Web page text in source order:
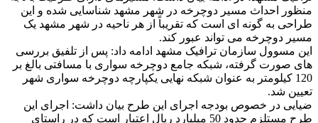
منظور احداث مسیر دوچرخه در شهر مشهد شناسایی شده و این
طراحی به گونه ای است که تقریباً از هر ناحیه در شهر مشهد یک
مسیر دوچرخه می تواند عبور کند.
این مسوول سازمان ترافیک مشهد ادامه داد: پس از تلفیق بررسی
های صورت گرفته، شبکه جامع دوچرخه سواری با مسافتی بالغ بر
120 کیلومتر به عنوان شبکه نهایی یکپارچه دوچرخه سواری شهر
تعیین شد.
ضیایی در خصوص بودجه اجرای این طرح بیان داشت: اجرای این
طرح مستلزم حدود 50 میلیارد ریال اعتبار است که در راستای